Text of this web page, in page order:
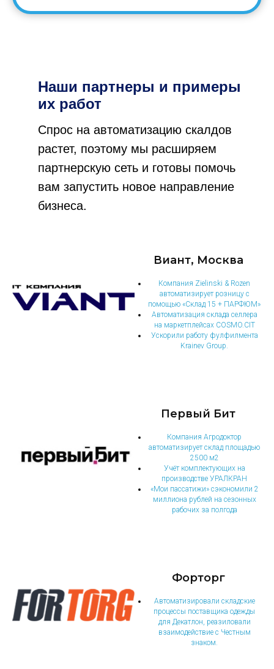
Наши партнеры и примеры
их работ
Спрос на автоматизацию скалдов
растет, поэтому мы расширяем
партнерскую сеть и готовы помочь
вам запустить новое направление
бизнеса.
Виант, Москва
Компания Zielinski & Rozen
автоматизирует розницу с
помощью «Склад 15 + ПАРФЮМ»
Автоматизация склада селлера
на маркетплейсах COSMO.CIT
Ускорили работу фулфилмента
Krainev Group.
Первый Бит
Компания Агродоктор
автоматизирует склад площадью
2500 м2
Учёт комплектующих на
производстве УРАЛКРАН
«Мои пассатижи» сэкономили 2
миллиона рублей на сезонных
рабочих за полгода
Форторг
Автоматизировали складские
процессы поставщика одежды
для Декатлон, реазиловали
взаимодействие с Честным
знаком.